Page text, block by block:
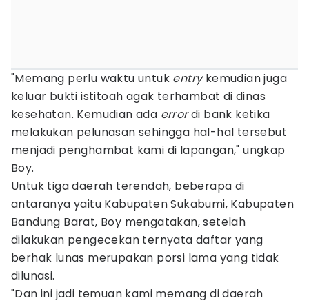
"Memang perlu waktu untuk entrykemudian juga
keluar bukti istitoah agak terhambat di dinas
kesehatan. Kemudian ada errordi bank ketika
melakukan pelunasan sehingga hal-hal tersebut
menjadi penghambat kami di lapangan," ungkap
Boy.
Untuk tiga daerah terendah, beberapa di
antaranya yaitu Kabupaten Sukabumi, Kabupaten
Bandung Barat, Boy mengatakan, setelah
dilakukan pengecekan ternyata daftar yang
berhak lunas merupakan porsi lama yang tidak
dilunasi.
"Dan ini jadi temuan kami memang di daerah